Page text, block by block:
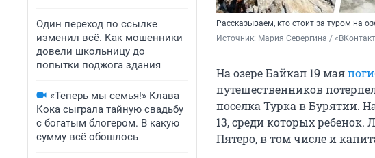
Один переход по ссылке
изменил всё. Как мошенники
довели школьницу до
попытки поджога здания
«Теперь мы семья!» Клава
Кока сыграла тайную свадьбу
с богатым блогером. В какую
сумму всё обошлось
Рассказываем, кто стоит за туром на
Источник: Мария Севергина /
На озере Байкал 19 мая
путешественников
поселка Турка в Бурятии.
13, среди которых ребенок.
Пятеро, в том числе и